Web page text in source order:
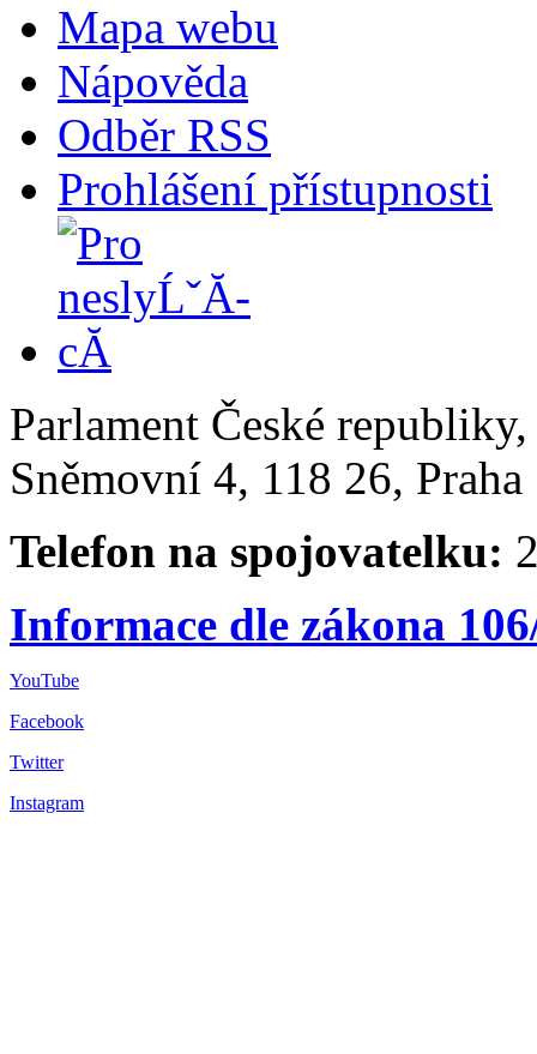
Mapa webu
Nápověda
Odběr RSS
Prohlášení přístupnosti
Parlament České
Sněmovní 4, 118 26,
Telefon na spojovatelku:
Informace dle zákona
YouTube
Facebook
Twitter
Instagram